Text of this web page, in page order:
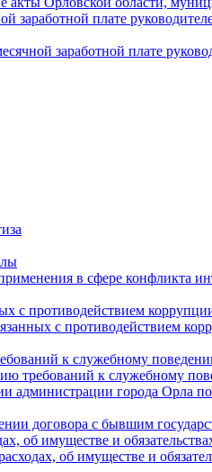
заработной плате
заработной плате
в сфере конфликта
с противодействием
с противодействием
к служебному
требований к служебному
администрации города Орла
договора с бывшим
об имуществе и
об имуществе и